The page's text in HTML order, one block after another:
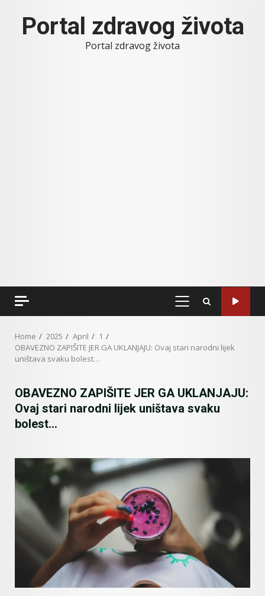
contentPortal zdravog života
Portal zdravog života
PRIMARY
Home 2025 April
1
OBAVEZNO ZAPIŠITE JER GA UKLANJAJU: Ovaj stari narodni lijek
uništava svaku bolest…
OBAVEZNO ZAPIŠITE JER GA UKLANJAJU:
Ovaj stari narodni lijek uništava svaku
bolest…